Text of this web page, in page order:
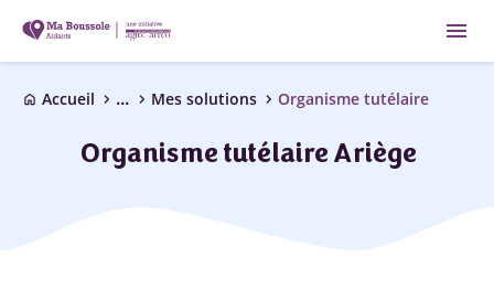
menu
home Accueil chevron_right ... chevron_right Mes solutions chevron_right Organisme tutélaire
Organisme tutélaire Ariège